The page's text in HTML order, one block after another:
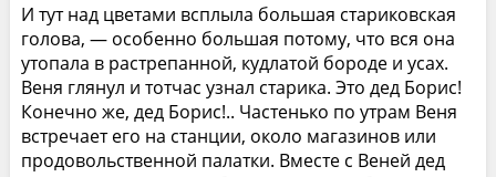
И тут над цветами всплыла большая стариковская
голова, — особенно большая потому, что вся она
утопала в растрепанной, кудлатой бороде и усах.
Веня глянул и тотчас узнал старика. Это дед Борис!
Конечно же, дед Борис!.. Частенько по утрам Веня
встречает его на станции, около магазинов или
продовольственной палатки. Вместе с Веней дед